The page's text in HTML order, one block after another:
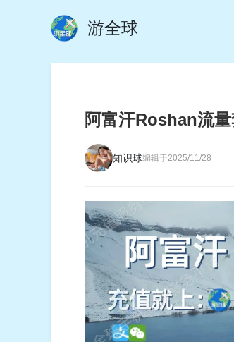
游全球
阿富汗Roshan流
知识球编辑于2025/11/28